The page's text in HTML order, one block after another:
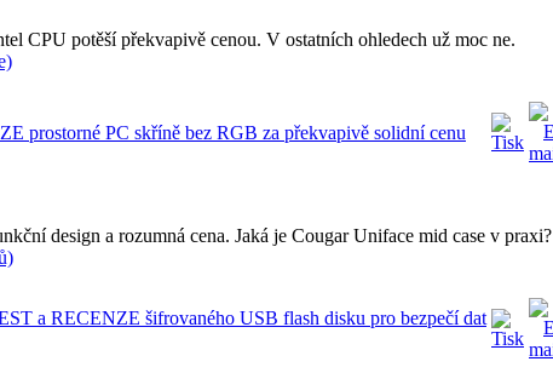
CPU potěší překvapivě cenou. V ostatních ohledech už moc ne.
prostorné PC skříně bez RGB za překvapivě solidní cenu
design a rozumná cena. Jaká je Cougar Uniface mid case v praxi?
a RECENZE šifrovaného USB flash disku pro bezpečí dat